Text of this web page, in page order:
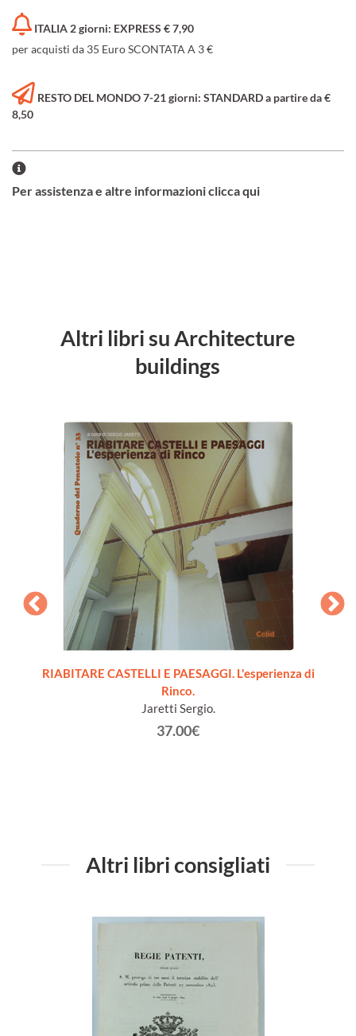
ITALIA 2 giorni: EXPRESS € 7,90
per acquisti da 35 Euro SCONTATA A 3 €
RESTO DEL MONDO 7-21 giorni: STANDARD a partire da €
8,50
Per assistenza e altre informazioni clicca qui
Altri libri su Architecture
buildings
RIABITARE CASTELLI E PAESAGGI. L'esperienza di
Rinco.
Jaretti Sergio.
37.00€
Altri libri consigliati